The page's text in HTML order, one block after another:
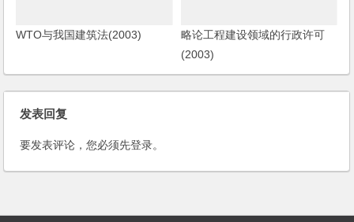
WTO与我国建筑法(2003)
略论工程建设领域的行政许可
(2003)
发表回复
要发表评论，您必须先登录。